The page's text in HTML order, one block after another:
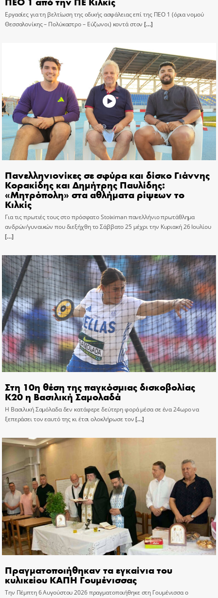
Εργασίες για τη βελτίωση της οδικής ασφάλειας επί της ΠΕΟ 1 (όρια νομού
Θεσσαλονίκης – Πολύκαστρο – Εύζωνοι) κοντά στον […]
Πανελληνιονίκες σε σφύρα και δίσκο Γιάννης
Κορακίδης και Δημήτρης Παυλίδης:
«Μητρόπολη» στα αθλήματα ρίψεων το
Κιλκίς
Για τις πρωτιές τους στο πρόσφατο Stoiximan πανελλήνιο πρωτάθλημα
ανδρών/γυναικών που διεξήχθη το Σάββατο 25 μέχρι την Κυριακή 26 Ιουλίου
[…]
Στη 10η θέση της παγκόσμιας δισκοβολίας
Κ20 η Βασιλική Σαμολαδά
Η Βασιλική Σαμόλαδα δεν κατάφερε δεύτερη φορά μέσα σε ένα 24ωρο να
ξεπεράσει τον εαυτό της κι έτσι ολοκλήρωσε τον[…]
Πραγματοποιήθηκαν τα εγκαίνια του
κυλικείου ΚΑΠΗ Γουμένισσας
Την Πέμπτη 6 Αυγούστου 2026 πραγματοποιήθηκε στη Γουμένισσα ο